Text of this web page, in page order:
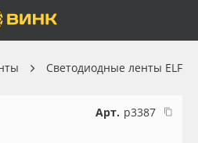
Светодиодные ленты ELF
Арт. р3387